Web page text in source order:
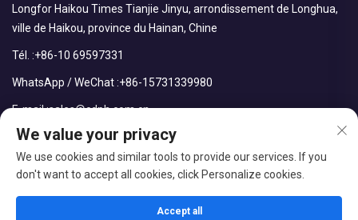
Longfor Haikou Times Tianjie Jinyu, arrondissement de Longhua,
ville de Haikou, province du Hainan, Chine
Tél. :+86-10 69597331
WhatsApp / WeChat :+86-15731339980
E-mail :sales@cdph.com.cn
réservés
We value your privacy
We use cookies and similar tools to provide our services. If you
don't want to accept all cookies, click Personalize cookies.
Accept all